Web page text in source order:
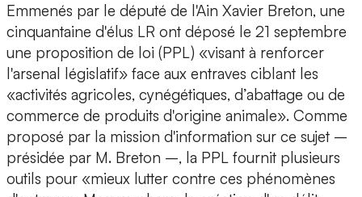
Emmenés par le député de l'Ain Xavier Breton, une
cinquantaine d'élus LR ont déposé le 21 septembre
une proposition de loi (PPL) «visant à renforcer
l'arsenal législatif» face aux entraves ciblant les
«activités agricoles, cynégétiques, d’abattage ou de
commerce de produits d'origine animale». Comme
proposé par la mission d'information sur ce sujet –
présidée par M. Breton –, la PPL fournit plusieurs
outils pour «mieux lutter contre ces phénomènes